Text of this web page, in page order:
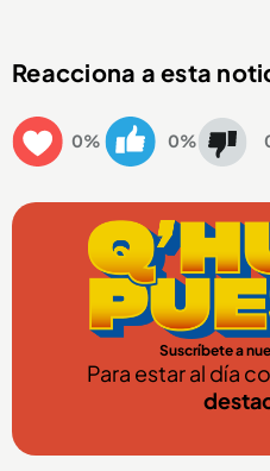
Reacciona a esta
0% 0%
Suscríbete a
Para estar al día